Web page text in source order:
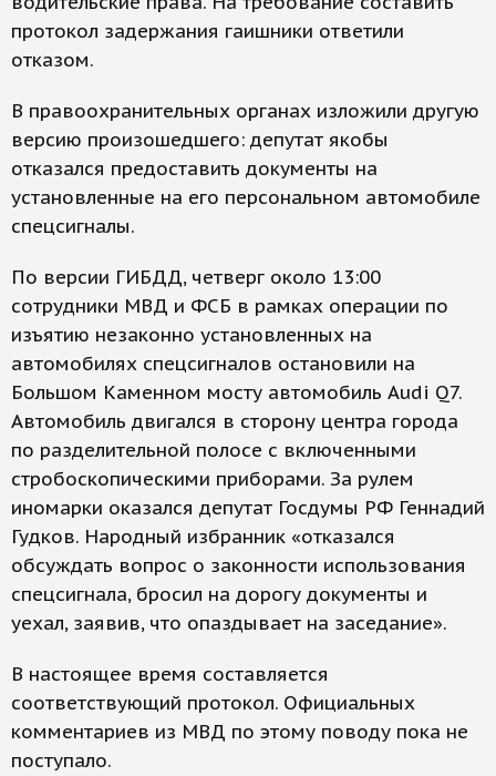
протокол задержания гаишники ответили
отказом.
В правоохранительных органах изложили другую
версию произошедшего: депутат якобы
отказался предоставить документы на
установленные на его персональном автомобиле
спецсигналы.
По версии ГИБДД, четверг около 13:00
сотрудники МВД и ФСБ в рамках операции по
изъятию незаконно установленных на
автомобилях спецсигналов остановили на
Большом Каменном мосту автомобиль Audi Q7.
Автомобиль двигался в сторону центра города
по разделительной полосе с включенными
стробоскопическими приборами. За рулем
иномарки оказался депутат Госдумы РФ Геннадий
Гудков. Народный избранник «отказался
обсуждать вопрос о законности использования
спецсигнала, бросил на дорогу документы и
уехал, заявив, что опаздывает на заседание».
В настоящее время составляется
соответствующий протокол. Официальных
комментариев из МВД по этому поводу пока не
поступало.